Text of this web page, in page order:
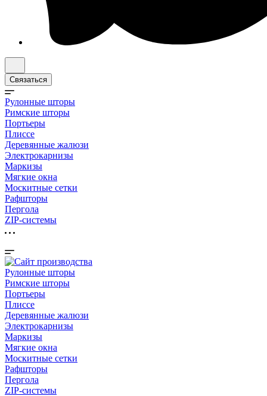
Связаться
Рулонные шторы
Римские шторы
Портьеры
Плиссе
Деревянные жалюзи
Электрокарнизы
Маркизы
Мягкие окна
Москитные сетки
Рафшторы
Пергола
ZIP-системы
Рулонные шторы
Римские шторы
Портьеры
Плиссе
Деревянные жалюзи
Электрокарнизы
Маркизы
Мягкие окна
Москитные сетки
Рафшторы
Пергола
ZIP-системы